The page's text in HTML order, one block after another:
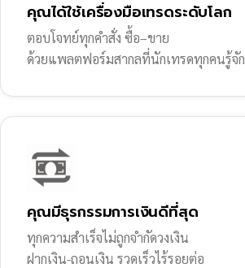
คุณได้ใช้เครื่องมือเทรดระดับโลก
ตอบโจทย์ทุกคำสั่ง ซื้อ–ขาย
ด้วยแพลตฟอร์มสากลที่นักเทรดทุกคนรู้จัก
คุณมีธุรกรรมการเงินดีที่สุด
ทุกความสำเร็จไม่ถูกจำกัดวงเงิน
ฝากเงิน-ถอนเงิน รวดเร็วไร้รอยต่อ